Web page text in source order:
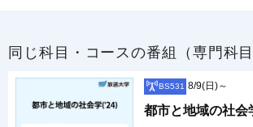
同じ科目・コースの番組（専門科
BS531 8/9(日)～
都市と地域の社会